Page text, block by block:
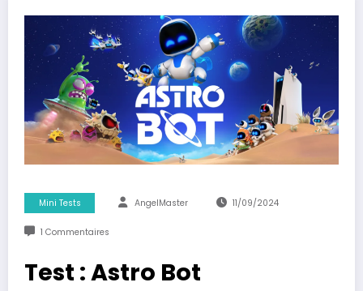
Mini Tests AngelMaster 11/09/2024
1 Commentaires
Test : Astro Bot